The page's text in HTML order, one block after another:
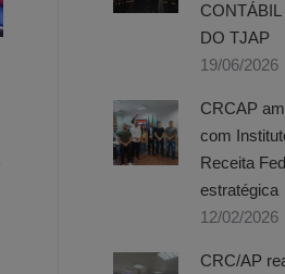
DO TJAP
19/06/2026
CRCAP
com
Receita
estratégica
12/02/2026
CRC/AP